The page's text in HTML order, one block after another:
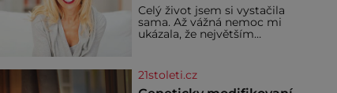
Celý život jsem si vystačila
sama. Až vážná nemoc mi
ukázala, že největším
který je ochotný podat
pomocnou ruku. Vždycky
21stoleti.cz